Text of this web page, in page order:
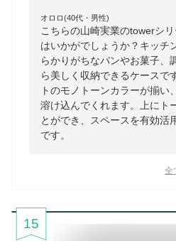
オロロ(40代・男性)
こちらの山崎実業のtowerシ
はいかがでしょうか？キッチ
らかりがちなパンやお菓子、
ら美しく収納できるケースで
トのモノトーンカラーが揃い
溶け込んでくれます。上にト
とができ、スペースを有効活
です。
全
15